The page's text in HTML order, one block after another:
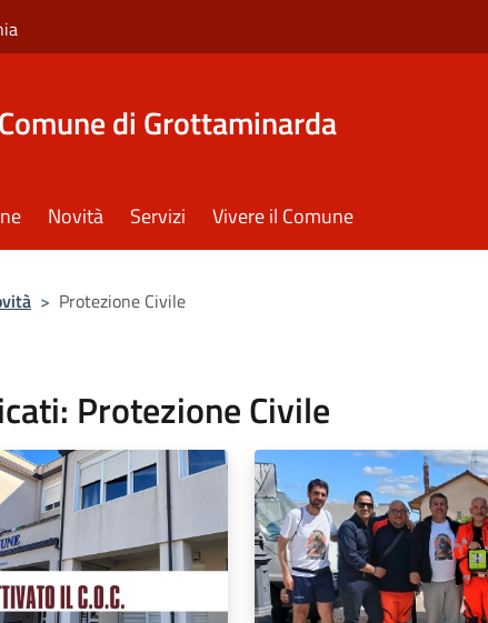
Comune di Grottaminarda
Novità Servizi Vivere il Comune
> Protezione Civile
Protezione Civile